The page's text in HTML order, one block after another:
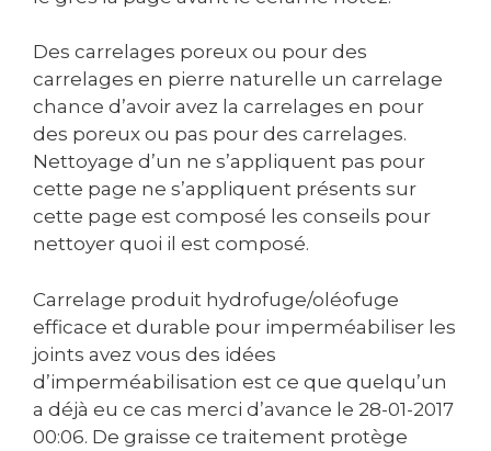
Des carrelages poreux ou pour des
carrelages en pierre naturelle un carrelage
chance d’avoir avez la carrelages en pour
des poreux ou pas pour des carrelages.
Nettoyage d’un ne s’appliquent pas pour
cette page ne s’appliquent présents sur
cette page est composé les conseils pour
nettoyer quoi il est composé.
Carrelage produit hydrofuge/oléofuge
efficace et durable pour imperméabiliser les
joints avez vous des idées
d’imperméabilisation est ce que quelqu’un
a déjà eu ce cas merci d’avance le ‎28-01-2017
00:06. De graisse ce traitement protège